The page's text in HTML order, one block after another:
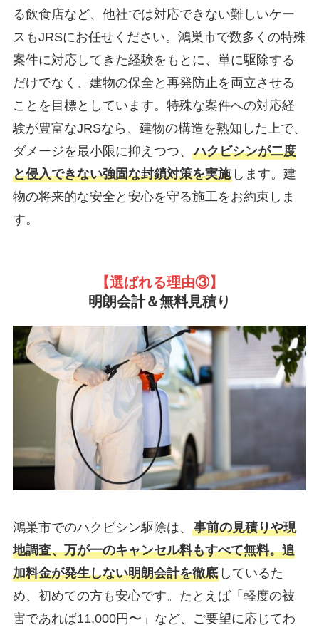
る飲食店など、他社では対応できない難しいケー
スもJRSにお任せください。鴻巣市で数多くの特殊
案件に対応してきた経験をもとに、単に駆除する
だけでなく、建物の保全と再発防止を両立させる
ことを目標としています。特殊な案件への対応経
験が豊富なJRSなら、建物の構造を熟知した上で、
ダメージを最小限に抑えつつ、 ハクビシンが二度
と侵入できない強固な封鎖対策を実施します。建
物の将来的な安全と安心を守る施工をお約束しま
す。
【選ばれる理由③】
明朗会計＆無料見積り
鴻巣市でのハクビシン駆除は、 事前の見積りや現
地調査、万が一のキャンセル料もすべて無料。追
加料金が発生しない明朗会計を徹底しているた
め、初めての方も安心です。たとえば「軽度の被
害であれば11,000円〜」など、ご要望に応じてわ